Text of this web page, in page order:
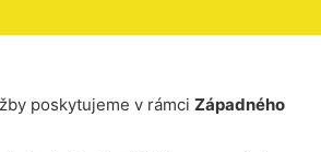
poskytujeme v rámci Západného